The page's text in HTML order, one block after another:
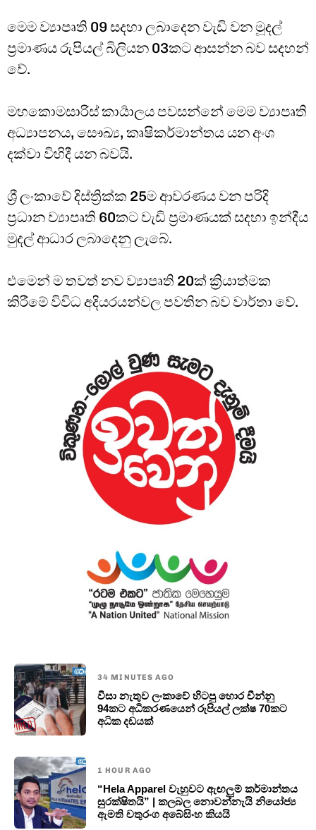
මෙම ව්‍යාපෘති 09 සදහා ලබාදෙන වැඩි වන මූදල්
ප්‍රමාණය රුපියල් බිලියන 03කට ආසන්න බව සදහන්
වේ.
මහකොමසාරිස් කාර්‍යාලය පවසන්නේ මෙම ව්‍යාපෘති
අධ්‍යාපනය, සෞඛ්‍ය, කෘෂිකර්මාන්තය යන අංශ
දක්වා විහිදී යන බවයි.
ශ්‍රී ලංකාවේ දිස්ත්‍රික්ක 25ම ආවරණය වන පරිදි
ප්‍රධාන ව්‍යාපෘති 60කට වැඩි ප්‍රමාණයක් සදහා ඉන්දීය
මුදල් ආධාර ලබාදෙනු ලැබේ.
එමෙන් ම තවත් නව ව්‍යාපෘති 20ක් ක්‍රියාත්මක
කිරීමේ විවිධ අදියරයන්වල පවතින බව වාර්තා වේ.
34 MINUTES AGO
වීසා නැතුව ලංකාවේ හිටපු හොර චීන්නු
94කට අධිකරණයෙන් රුපියල් ලක්ෂ 70කට
අධික දඩයක්
1 HOUR AGO
“Hela Apparel වැහුවට ඇඟලුම් කර්මාන්තය
සුරක්ෂිතයි” | කලබල නොවන්නැයි නියෝජ්‍ය
ඇමති චතුරංග අබේසිංහ කියයි